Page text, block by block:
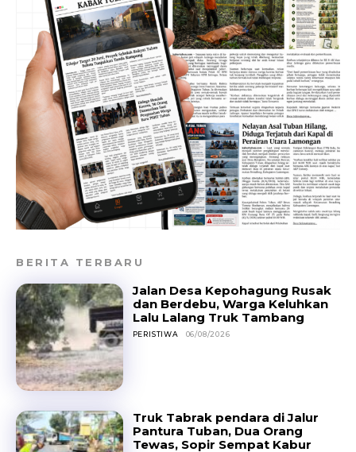
BERITA TERBARU
Jalan Desa Kepohagung Rusak
dan Berdebu, Warga Keluhkan
Lalu Lalang Truk Tambang
PERISTIWA 06/08/2026
Truk Tabrak pendara di Jalur
Pantura Tuban, Dua Orang
Tewas, Sopir Sempat Kabur